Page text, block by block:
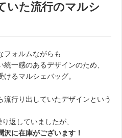
いた流行のマルシ
フォルムながらも
一感のあるデザインのため、
るマルシェバッグ。
流行り出していたデザインという
返していましたが、
に在庫がございます！